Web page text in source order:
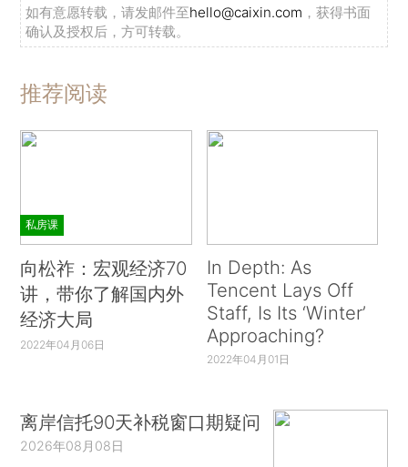
如有意愿转载，请发邮件至hello@caixin.com ，获得书面
确认及授权后，方可转载。
推荐阅读
私房课
向松祚：宏观经济70
讲，带你了解国内外
经济大局
2022年04月06日
In Depth: As
Tencent Lays Off
Staff, Is Its ‘Winter’
Approaching?
2022年04月01日
离岸信托90天补税窗口期疑问
2026年08月08日